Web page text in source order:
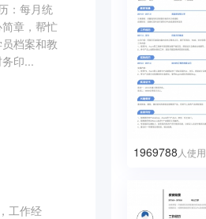
：每月统
章，帮忙
档案和教
印...
工作经
1969788 人使用